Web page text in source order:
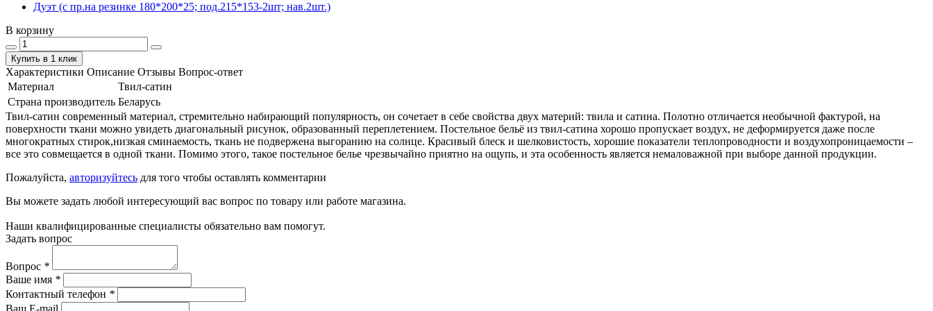
Дуэт (с пр.на резинке 180*200*25; под.215*153-2шт; нав.2шт.)
В корзину
Купить в 1 клик
Характеристики Описание Отзывы Вопрос-ответ
Материал
Твил-сатин
Страна производитель Беларусь
Твил-сатин современный материал, стремительно набирающий популярность, он сочетает в себе свойства двух материй: твила и сатина. Полотно отличается необычной фактурой, на
поверхности ткани можно увидеть диагональный рисунок, образованный переплетением. Постельное бельё из твил-сатина хорошо пропускает воздух, не деформируется даже после
многократных стирок,низкая сминаемость, ткань не подвержена выгоранию на солнце. Красивый блеск и шелковистость, хорошие показатели теплопроводности и воздухопроницаемости –
все это совмещается в одной ткани. Помимо этого, такое постельное белье чрезвычайно приятно на ощупь, и эта особенность является немаловажной при выборе данной продукции.
Пожалуйста, авторизуйтесь для того чтобы оставлять комментарии
Вы можете задать любой интересующий вас вопрос по товару или работе магазина.
Наши квалифицированные специалисты обязательно вам помогут.
Задать вопрос
Вопрос *
Ваше имя *
Контактный телефон *
Ваш E-mail